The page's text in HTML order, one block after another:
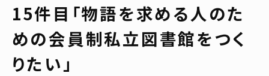
15件目「物語を求める人のた
めの会員制私立図書館をつく
りたい」